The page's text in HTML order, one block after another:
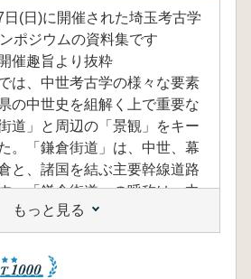
(日)に開催された埼玉考古学
ポジウムの資料集です
催趣旨より抜粋
は、中世考古学の様々な要素
の中世史を組解く上で重要な
道」と周辺の「景観」をキー
。「鎌倉街道」は、中世、幕
と、諸国を結ぶ主要幹線道路
。「鎌倉街道」の呼称は、中
たらず、「上道」、「中道」
呼ばれていました。「鎌倉街
られるのは、江戸時代に入っ
もっと見る